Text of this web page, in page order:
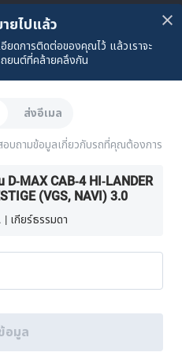
ยไปแล้ว
ยดการติดต่อของคุณไว้ แล้วเราจะ
ยนต์ที่คล้ายคลึงกัน
ส่งอีเมล
อบถามข้อมูลเกี่ยวกับรถที่คุณต้องการ
4 HI-LANDER
DDI Z-PRESTIGE (VGS, NAVI) 3.0
เกียร์ธรรมดา
อมูล
CO., LTD.(105559096112) สงวน